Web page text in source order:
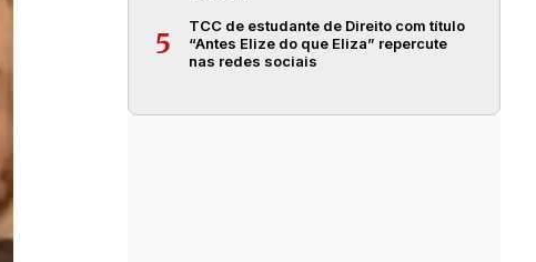
5
TCC de estudante de Direito com título
“Antes Elize do que Eliza” repercute
nas redes sociais